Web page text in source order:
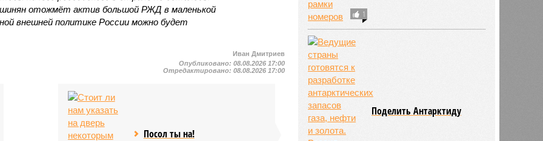
отожмёт актив большой РЖД в маленькой
внешней политике России можно будет
Иван Дмитриев
Опубликовано:08.08.2026 17:00
Отредактировано:08.08.2026 17:00
Посол ты на!
1
Поделить Антарктиду